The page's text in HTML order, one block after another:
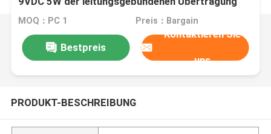
MOQ：PC 1 Preis：Bargain
Bestpreis
Kontaktieren Sie
uns
PRODUKT-BESCHREIBUNG